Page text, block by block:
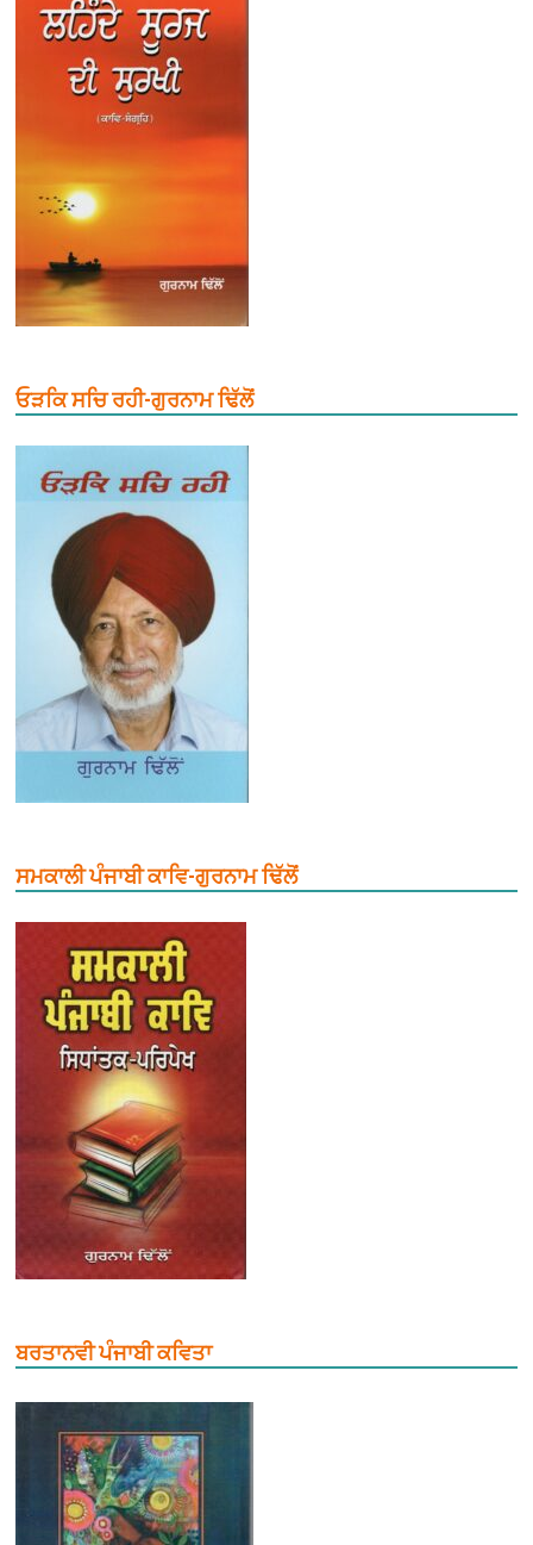
ਓੜਕਿ ਸਚਿ ਰਹੀ-ਗੁਰਨਾਮ ਢਿੱਲੋਂ
ਸਮਕਾਲੀ ਪੰਜਾਬੀ ਕਾਵਿ-ਗੁਰਨਾਮ ਢਿੱਲੋਂ
ਬਰਤਾਨਵੀ ਪੰਜਾਬੀ ਕਵਿਤਾ